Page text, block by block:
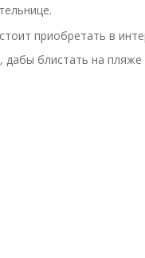
приобретать в
дабы блистать на пляже